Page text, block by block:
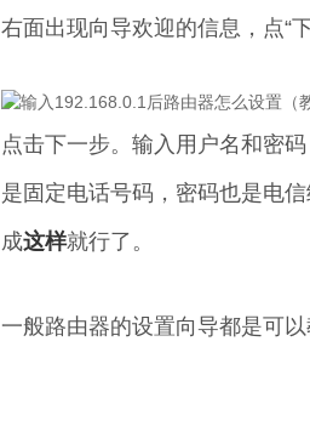
右面出现向导欢迎的信息，点“
点击下一步。输入用户名和密
是固定电话号码，密码也是电
成这样就行了。
一般路由器的设置向导都是可